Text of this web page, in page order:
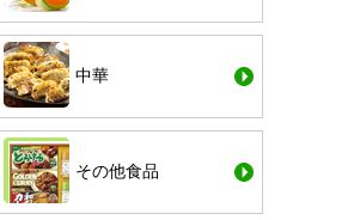
中華
その他食品